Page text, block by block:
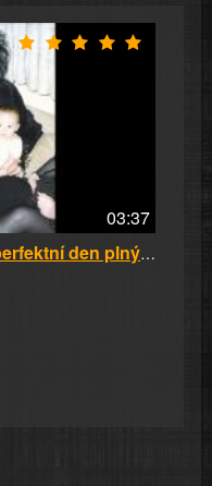
03:37
Je tu opět další obyčejný perfektní den plný ...